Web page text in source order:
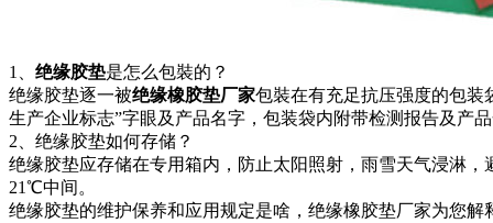
1、 绝缘胶垫是怎么包裝的？
绝缘胶垫逐一被绝缘橡胶垫厂家包裝在有充足抗压强度的包装
生产企业标志”字眼及产品名字，包装袋内附带检测报告及产
2、绝缘胶垫如何存储？
绝缘胶垫应存储在专用箱内，防止太阳照射，雨雪天气浸淋
21℃中间。
绝缘胶垫的维护保养和应用规定是啥，绝缘橡胶垫厂家为您解